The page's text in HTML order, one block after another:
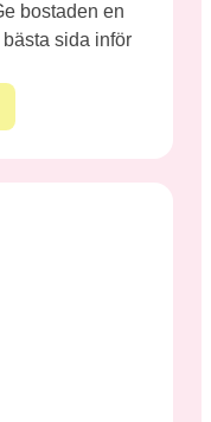
bostaden en
sida inför